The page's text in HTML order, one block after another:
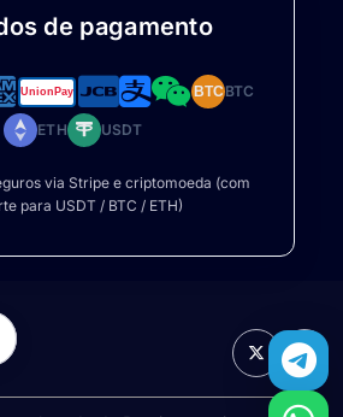
de pagamento
BTCBTC
ETH USDT
via Stripe e criptomoeda (com
para USDT / BTC / ETH)